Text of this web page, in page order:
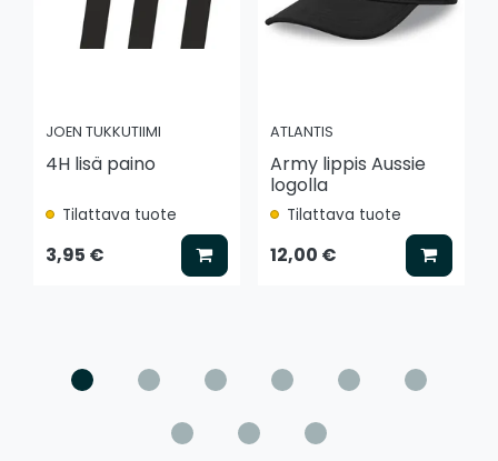
JOEN TUKKUTIIMI
4H lisä paino
Tilattava tuote
3,95 € Lisää koriin
ATLANTIS
Army lippis Aussie
logolla
Tilattava tuote
12,00 € Lisää